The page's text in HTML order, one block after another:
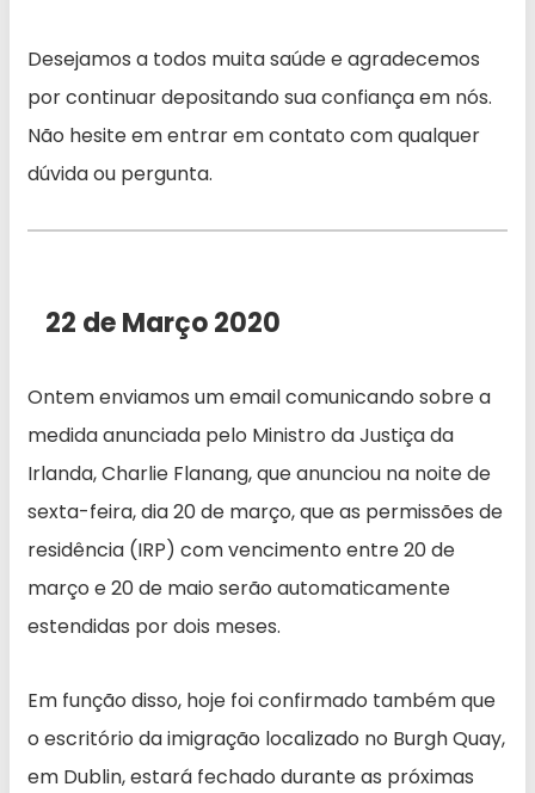
Desejamos a todos muita saúde e agradecemos
por continuar depositando sua confiança em nós.
Não hesite em entrar em contato com qualquer
dúvida ou pergunta.
22 de Março 2020
Ontem enviamos um email comunicando sobre a
medida anunciada pelo Ministro da Justiça da
Irlanda, Charlie Flanang, que anunciou na noite de
sexta-feira, dia 20 de março, que as permissões de
residência (IRP) com vencimento entre 20 de
março e 20 de maio serão automaticamente
estendidas por dois meses.
Em função disso, hoje foi confirmado também que
o escritório da imigração localizado no Burgh Quay,
em Dublin, estará fechado durante as próximas